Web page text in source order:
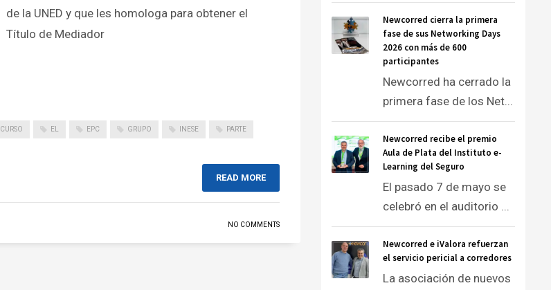
de la UNED y que les homologa para obtener el
Título de Mediador
CURSO EL EPC GRUPO INESE PARTE
READ MORE
NO COMMENTS
Newcorred cierra la primera
fase de sus Networking Days
2026 con más de 600
participantes
Newcorred ha cerrado la
primera fase de los Net...
Newcorred recibe el premio
Aula de Plata del Instituto e-
Learning del Seguro
El pasado 7 de mayo se
celebró en el auditorio ...
Newcorred e iValora refuerzan
el servicio pericial a corredores
La asociación de nuevos